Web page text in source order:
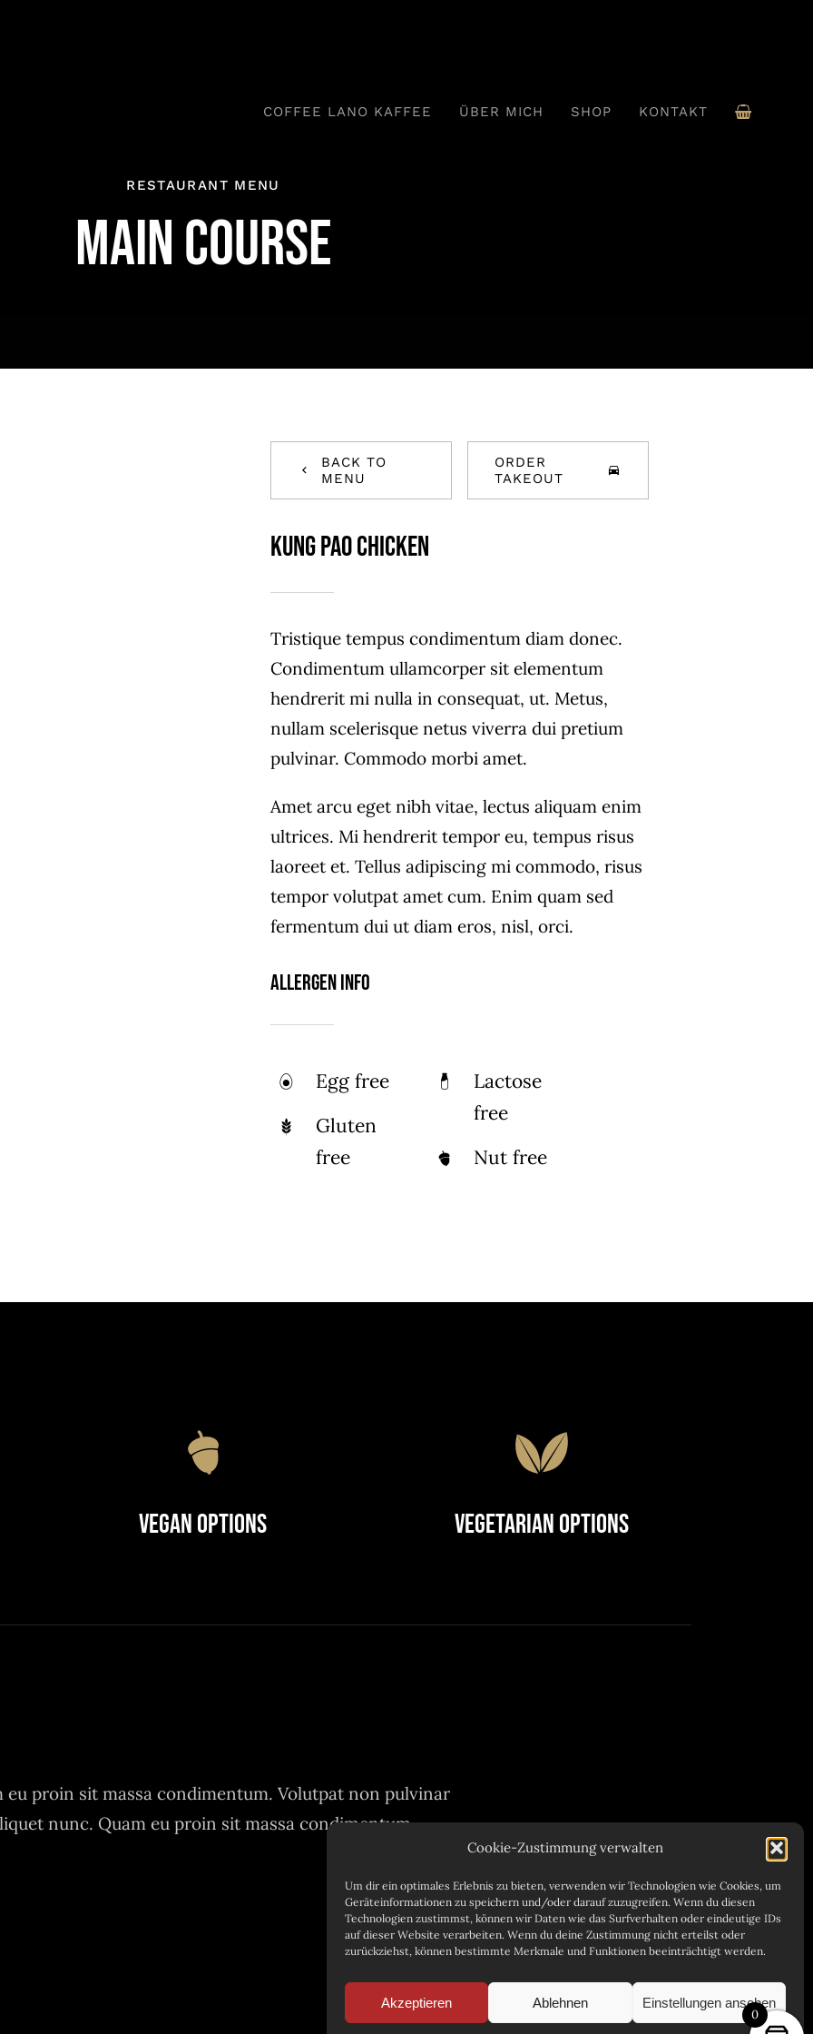
Cookie-Zustimmung verwalten
Um dir ein optimales Erlebnis zu bieten, verwenden wir Technologien wie Cookies, um
Geräteinformationen zu speichern und/oder darauf zuzugreifen. Wenn du diesen
Technologien zustimmst, können wir Daten wie das Surfverhalten oder eindeutige IDs
auf dieser Website verarbeiten. Wenn du deine Zustimmung nicht erteilst oder
zurückziehst, können bestimmte Merkmale und Funktionen beeinträchtigt werden.
Akzeptieren Ablehnen Einstellungen ansehen
COFFEE LANO KAFFEE ÜBER MICH SHOP KONTAKT
RESTAURANT MENU
MAIN COURSE
BACK TO
MENU
ORDER
TAKEOUT
Kung Pao Chicken
Tristique tempus condimentum diam donec.
Condimentum ullamcorper sit elementum
hendrerit mi nulla in consequat, ut. Metus,
nullam scelerisque netus viverra dui pretium
pulvinar. Commodo morbi amet.
Amet arcu eget nibh vitae, lectus aliquam enim
ultrices. Mi hendrerit tempor eu, tempus risus
laoreet et. Tellus adipiscing mi commodo, risus
tempor volutpat amet cum. Enim quam sed
fermentum dui ut diam eros, nisl, orci.
Allergen Info
Egg free
Gluten
free
Lactose
free
Nut free
Vegan Options Vegetarian Options
eu proin sit massa condimentum. Volutpat non pulvinar
nunc. Quam eu proin sit massa condimentum.
0